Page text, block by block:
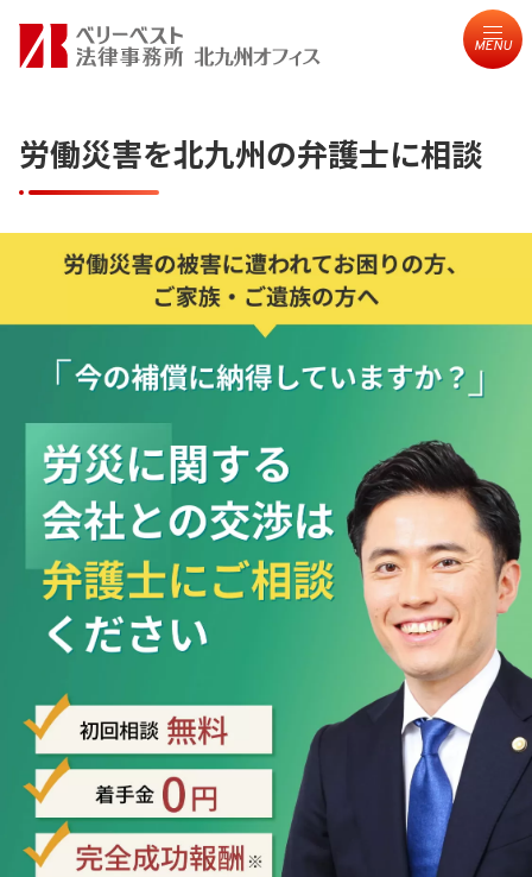
MENU
労働災害を北九州の弁護士に相談